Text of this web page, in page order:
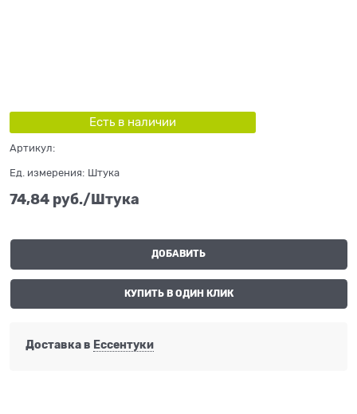
Есть в наличии
Артикул:
Ед. измерения: Штука
74,84 руб./Штука
ДОБАВИТЬ
КУПИТЬ В ОДИН КЛИК
Доставка в Ессентуки